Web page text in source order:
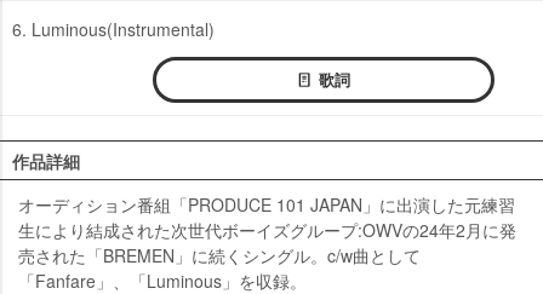
6. Luminous(Instrumental)
歌詞
作品詳細
オーディション番組「PRODUCE 101 JAPAN」に出演した元練習
生により結成された次世代ボーイズグループ:OWVの24年2月に発
売された「BREMEN」に続くシングル。c/w曲として
「Fanfare」、「Luminous」を収録。